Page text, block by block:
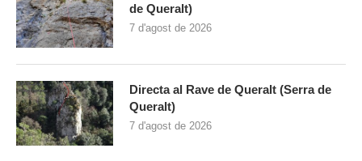
de Queralt)
7 d'agost de 2026
Directa al Rave de Queralt (Serra de
Queralt)
7 d'agost de 2026